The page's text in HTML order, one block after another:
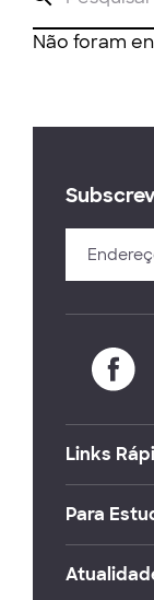
Não foram
Links
Para